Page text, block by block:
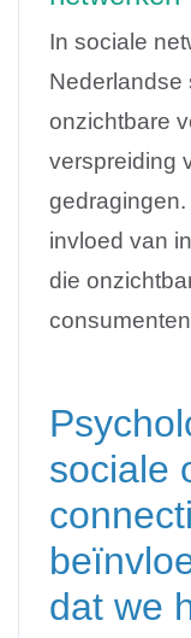
In sociale
Nederlandse
onzichtbare
verspreiding
invloed van
die
sociale
dat we